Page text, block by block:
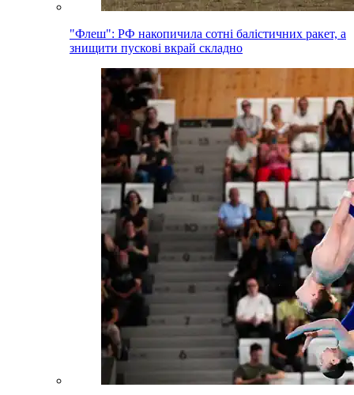
"Флеш": РФ накопичила сотні балістичних ракет, а
знищити пускові вкрай складно